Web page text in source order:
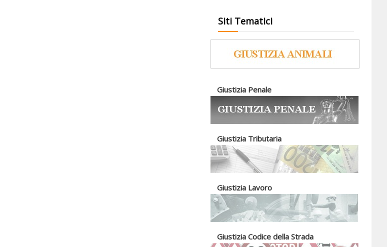
Siti Tematici
Giustizia Penale
Giustizia Tributaria
Giustizia Lavoro
Giustizia Codice della Strada